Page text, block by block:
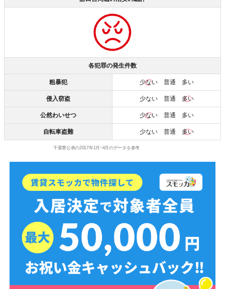
各犯罪の発生件数
粗暴犯 少ない普通 多い
侵入窃盗 少ない 普通 多い
公然わいせつ 少ない普通 多い
自転車盗難 少ない 普通 多い
千葉警公表の2017年1月~4月のデータを参考